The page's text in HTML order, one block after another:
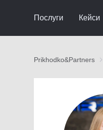
Послуги Кейси
Prikhodko&Partners